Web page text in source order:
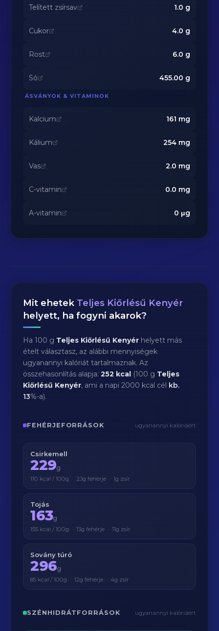
Telített zsírsav 1.0 g
Cukor 4.0 g
Rost 6.0 g
Só 455.00 g
ÁSVÁNYOK & VITAMINOK
Kalcium 161 mg
Kálium 254mg
Vas 2.0 mg
C-vitamin 0.0 mg
A-vitamin 0 μg
Mit ehetek Teljes Kiőrlésű Kenyér
helyett, ha fogyni akarok?
Ha 100 g Teljes Kiőrlésű Kenyér helyett más
ételt választasz, az alábbi mennyiségek
ugyanannyi kalóriát tartalmaznak. Az
összehasonlítás alapja:252 kcal (100 g Teljes
Kiőrlésű Kenyér, ami a napi 2000 kcal cél kb.
13%-a).
FEHÉRJEFORRÁSOK ugyanannyi kalóriáért
Csirkemell
229g
110 kcal / 100g · 23g fehérje · 1g zsír
Tojás
163g
155 kcal / 100g · 13g fehérje · 11g zsír
Sovány túró
296g
85 kcal / 100g · 12g fehérje · 4g zsír
SZÉNHIDRÁTFORRÁSOK ugyanannyi kalóriáért